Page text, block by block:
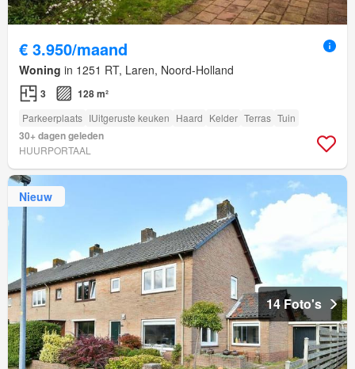
€ 3.950/maand
Woning in 1251 RT, Laren, Noord-Holland
3 128 m²
Parkeerplaats IUitgeruste keuken Haard Kelder Terras Tuin
30+ dagen geleden
HUURPORTAAL
Nieuw
14 Foto's